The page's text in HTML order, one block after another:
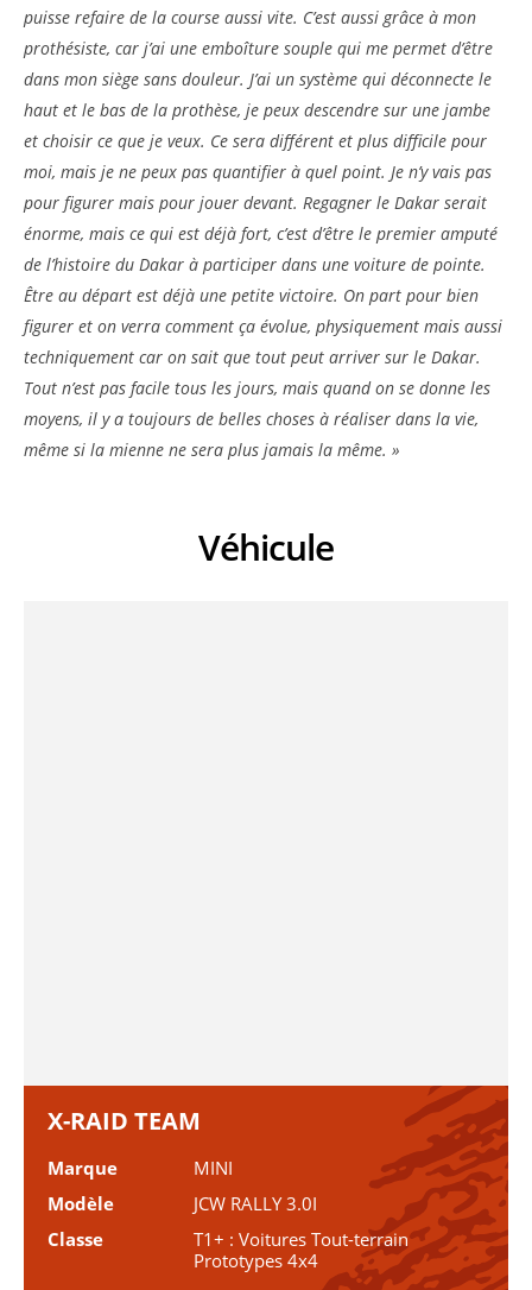
puisse refaire de la course aussi vite. C’est aussi grâce à mon
prothésiste, car j’ai une emboîture souple qui me permet d’être
dans mon siège sans douleur. J’ai un système qui déconnecte le
haut et le bas de la prothèse, je peux descendre sur une jambe
et choisir ce que je veux. Ce sera différent et plus difficile pour
moi, mais je ne peux pas quantifier à quel point. Je n’y vais pas
pour figurer mais pour jouer devant. Regagner le Dakar serait
énorme, mais ce qui est déjà fort, c’est d’être le premier amputé
de l’histoire du Dakar à participer dans une voiture de pointe.
Être au départ est déjà une petite victoire. On part pour bien
figurer et on verra comment ça évolue, physiquement mais aussi
techniquement car on sait que tout peut arriver sur le Dakar.
Tout n’est pas facile tous les jours, mais quand on se donne les
moyens, il y a toujours de belles choses à réaliser dans la vie,
même si la mienne ne sera plus jamais la même. »
Véhicule
X-RAID TEAM
Marque
MINI
Modèle
JCW RALLY 3.0I
Classe
T1+ : Voitures Tout-terrain
Prototypes 4x4